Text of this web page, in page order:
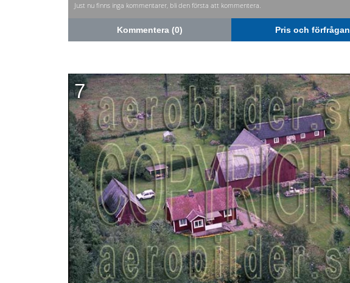
Just nu finns inga kommentarer, bli den första att kommentera.
Kommentera (0) Pris och förfrågan
7